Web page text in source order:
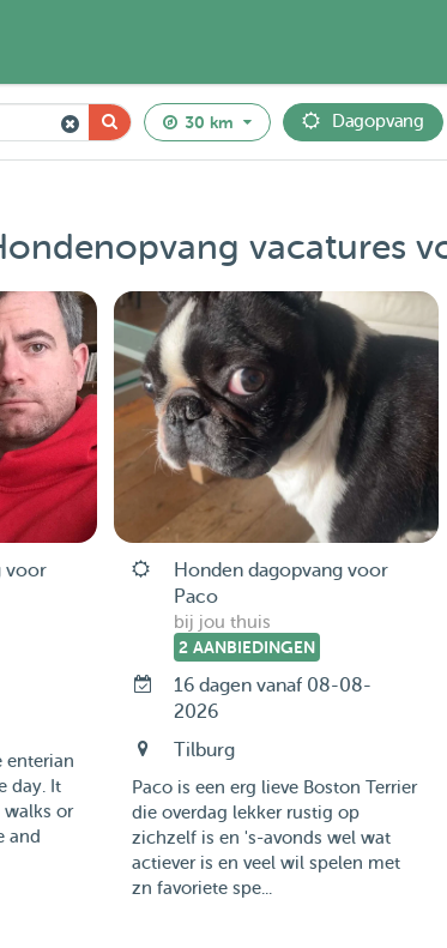
30 km Dagopvang
vacatures
voor
enterian
day. It
or
and
Honden dagopvang voor
Paco
bij jou thuis
2 AANBIEDINGEN
16 dagen vanaf 08-08-
2026
Tilburg
Paco is een erg lieve Boston Terrier
die overdag lekker rustig op
zichzelf is en 's-avonds wel wat
actiever is en veel wil spelen met
zn favoriete spe...